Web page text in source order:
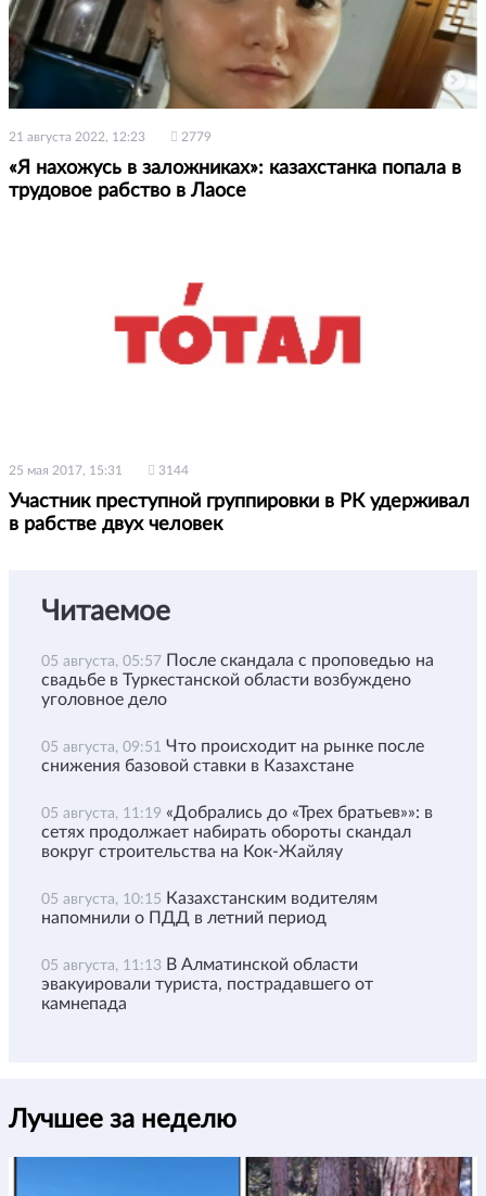
21 августа 2022, 12:23 2779
«Я нахожусь в заложниках»: казахстанка попала в
трудовое рабство в Лаосе
25 мая 2017, 15:31 3144
Участник преступной группировки в РК удерживал
в рабстве двух человек
Читаемое
05 августа, 05:57 После скандала с проповедью на
свадьбе в Туркестанской области возбуждено
уголовное дело
05 августа, 09:51 Что происходит на рынке после
снижения базовой ставки в Казахстане
05 августа, 11:19 «Добрались до «Трех братьев»»: в
сетях продолжает набирать обороты скандал
вокруг строительства на Кок-Жайляу
05 августа, 10:15 Казахстанским водителям
напомнили о ПДД в летний период
05 августа, 11:13 В Алматинской области
эвакуировали туриста, пострадавшего от
камнепада
Лучшее за неделю